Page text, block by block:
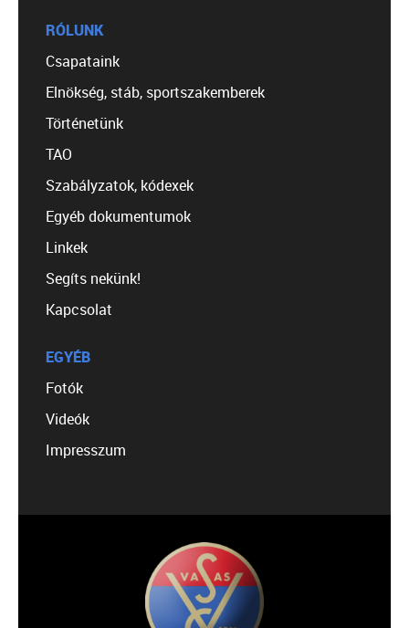
RÓLUNK
Csapataink
Elnökség, stáb, sportszakemberek
Történetünk
TAO
Szabályzatok, kódexek
Egyéb dokumentumok
Linkek
Segíts nekünk!
Kapcsolat
EGYÉB
Fotók
Videók
Impresszum